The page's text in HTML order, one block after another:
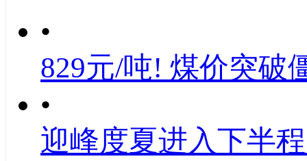
•
829元/吨! 煤价突破
•
迎峰度夏进入下半